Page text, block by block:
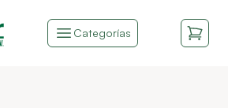
Categorías